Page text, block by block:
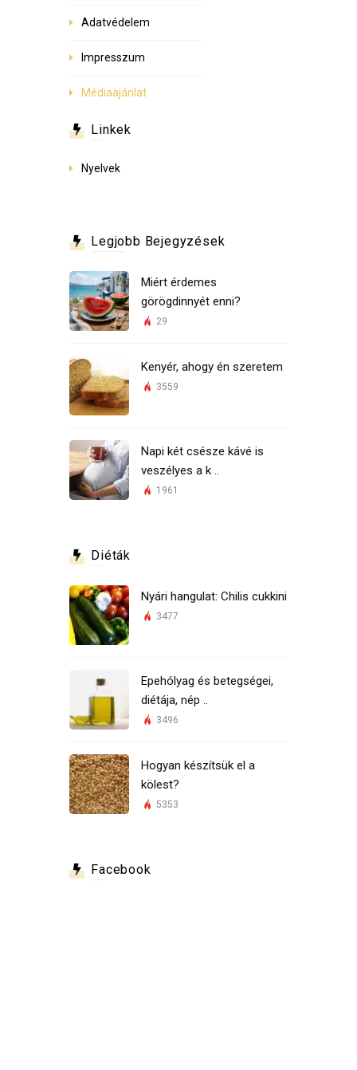
Adatvédelem
Impresszum
Médiaajánlat
Linkek
Nyelvek
Legjobb Bejegyzések
Miért érdemes
görögdinnyét enni?
29
Kenyér, ahogy én szeretem
3559
Napi két csésze kávé is
veszélyes a k ..
1961
Diéták
Nyári hangulat: Chilis cukkini
3477
Epehólyag és betegségei,
diétája, nép ..
3496
Hogyan készítsük el a
kölest?
5353
Facebook